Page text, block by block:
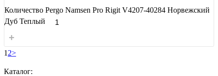
Количество Pergo Namsen Pro Rigit V4207-40284 Норвежский
Дуб Теплый
+
1 2>
Каталог: